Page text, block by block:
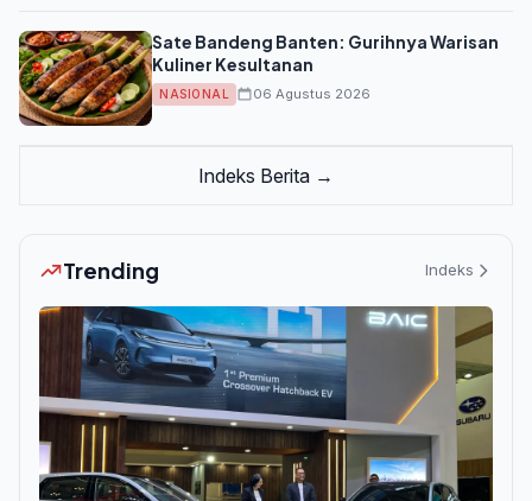
Sate Bandeng Banten: Gurihnya Warisan
Kuliner Kesultanan
NASIONAL 06 Agustus 2026
Indeks Berita →
Trending Indeks